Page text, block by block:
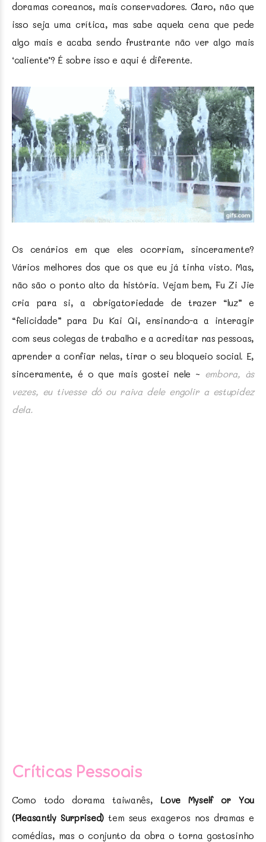
doramas coreanos, mais conservadores. Claro, não que
isso seja uma crítica, mas sabe aquela cena que pede
algo mais e acaba sendo frustrante não ver algo mais
‘caliente’? É sobre isso e aqui é diferente.
Os cenários em que eles ocorriam, sinceramente?
Vários melhores dos que os que eu já tinha visto. Mas,
não são o ponto alto da história. Vejam bem, Fu Zi Jie
cria para si, a obrigatoriedade de trazer “luz” e
“felicidade” para Du Kai Qi, ensinando-a a interagir
com seus colegas de trabalho e a acreditar nas pessoas,
aprender a confiar nelas, tirar o seu bloqueio social. E,
sinceramente, é o que mais gostei nele ~ embora, às
vezes, eu tivesse dó ou raiva dele engolir a estupidez
dela.
Críticas Pessoais
Como todo dorama taiwanês,Love Myself or You
(Pleasantly Surprised) tem seus exageros nos dramas e
comédias, mas o conjunto da obra o torna gostosinho